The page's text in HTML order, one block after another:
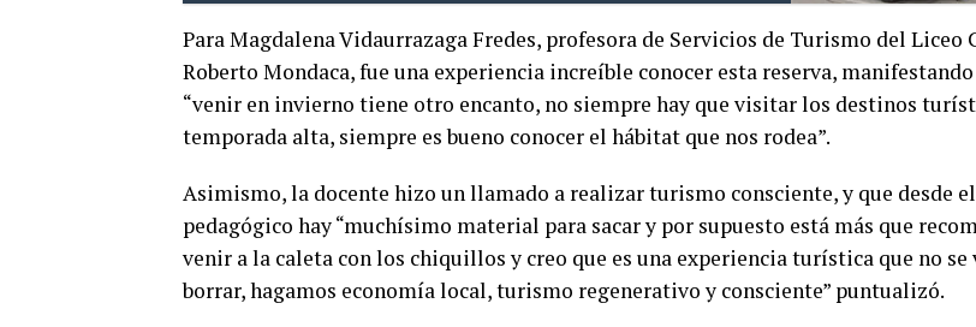
Para Magdalena Vidaurrazaga Fredes, profesora de Servicios de Turismo del Liceo
Roberto Mondaca, fue una experiencia increíble conocer esta reserva,
“venir en invierno tiene otro encanto, no siempre hay que visitar los destinos
temporada alta, siempre es bueno conocer el hábitat que nos rodea”.
Asimismo, la docente hizo un llamado a realizar turismo consciente, y que desde
pedagógico hay “muchísimo material para sacar y por supuesto está más que
venir a la caleta con los chiquillos y creo que es una experiencia turística que no se
borrar, hagamos economía local, turismo regenerativo y consciente” puntualizó.